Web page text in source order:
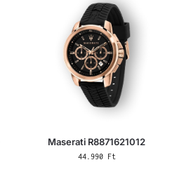
Maserati R8871621012
44.990 Ft